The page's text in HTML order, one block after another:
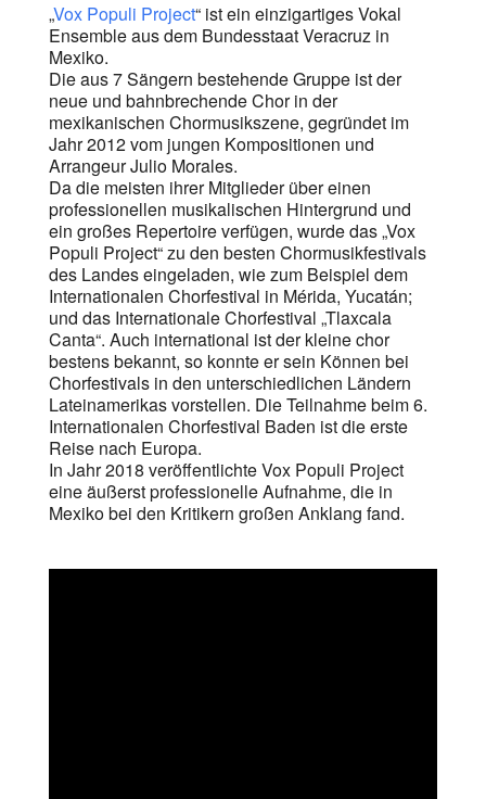
„Vox Populi Project“ ist ein einzigartiges Vokal
Ensemble aus dem Bundesstaat Veracruz in
Mexiko.
Die aus 7 Sängern bestehende Gruppe ist der
neue und bahnbrechende Chor in der
mexikanischen Chormusikszene, gegründet im
Jahr 2012 vom jungen Kompositionen und
Arrangeur Julio Morales.
Da die meisten ihrer Mitglieder über einen
professionellen musikalischen Hintergrund und
ein großes Repertoire verfügen, wurde das „Vox
Populi Project“ zu den besten Chormusikfestivals
des Landes eingeladen, wie zum Beispiel dem
Internationalen Chorfestival in Mérida, Yucatán;
und das Internationale Chorfestival „Tlaxcala
Canta“. Auch international ist der kleine chor
bestens bekannt, so konnte er sein Können bei
Chorfestivals in den unterschiedlichen Ländern
Lateinamerikas vorstellen. Die Teilnahme beim 6.
Internationalen Chorfestival Baden ist die erste
Reise nach Europa.
In Jahr 2018 veröffentlichte Vox Populi Project
eine äußerst professionelle Aufnahme, die in
Mexiko bei den Kritikern großen Anklang fand.